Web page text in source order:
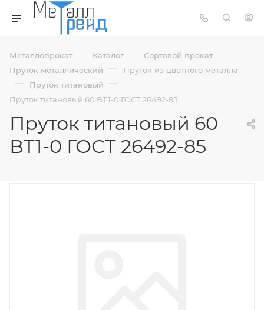
Металлопрокат — Каталог — Сортовой прокат —
Пруток металлический — Пруток из цветного металла
— Пруток титановый —
Пруток титановый 60 ВТ1-0 ГОСТ 26492-85
Пруток титановый 60
ВТ1-0 ГОСТ 26492-85